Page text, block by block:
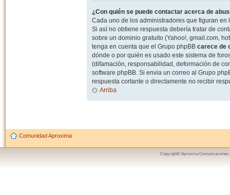
¿Con quién se puede contactar acerca de
Cada uno de los administradores que figuran
Si así no obtiene respuesta debería tratar de
sobre un dominio gratuito (Yahoo!, gmail.com,
tenga en cuenta que el Grupo phpBB carece de
dónde o por quién es usado este sistema de
(difamación, responsabilidad, deformación de
software phpBB. Si envia un correo al Grupo
respuesta cortante o directamente no recibir
Arriba
Comunidad Aproxima
Copyright© Aproxima Comunicaciones